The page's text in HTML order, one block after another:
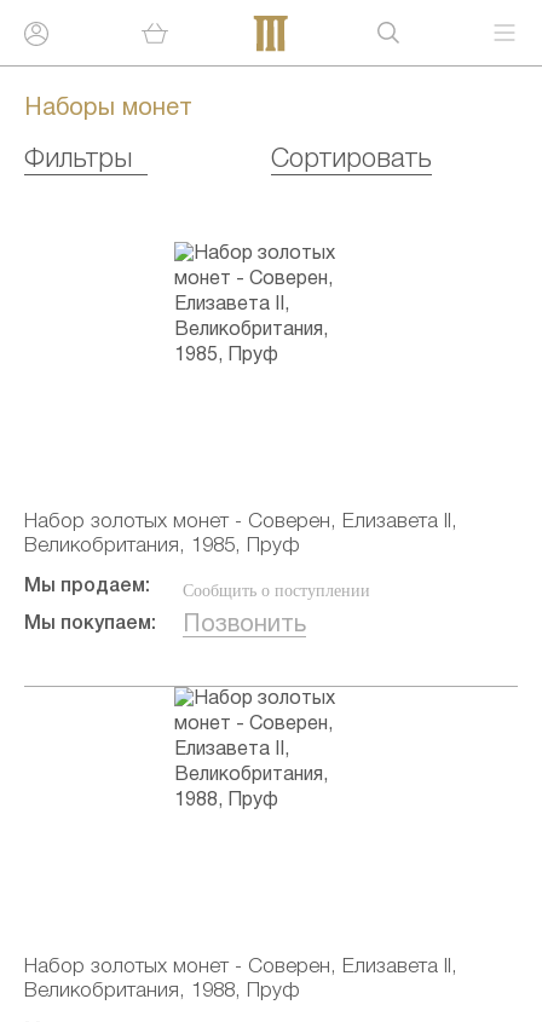
Наборы монет
Фильтры Сортировать
Набор золотых монет - Соверен, Елизавета II,
Великобритания, 1985, Пруф
Мы продаем: Сообщить о поступлении
Мы покупаем: Позвонить
Набор золотых монет - Соверен, Елизавета II,
Великобритания, 1988, Пруф